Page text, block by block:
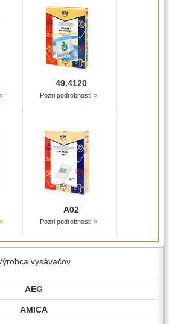
49.4120
Pozri podrobnosti
A02
Pozri podrobnosti
vysávačov
AEG
AMICA